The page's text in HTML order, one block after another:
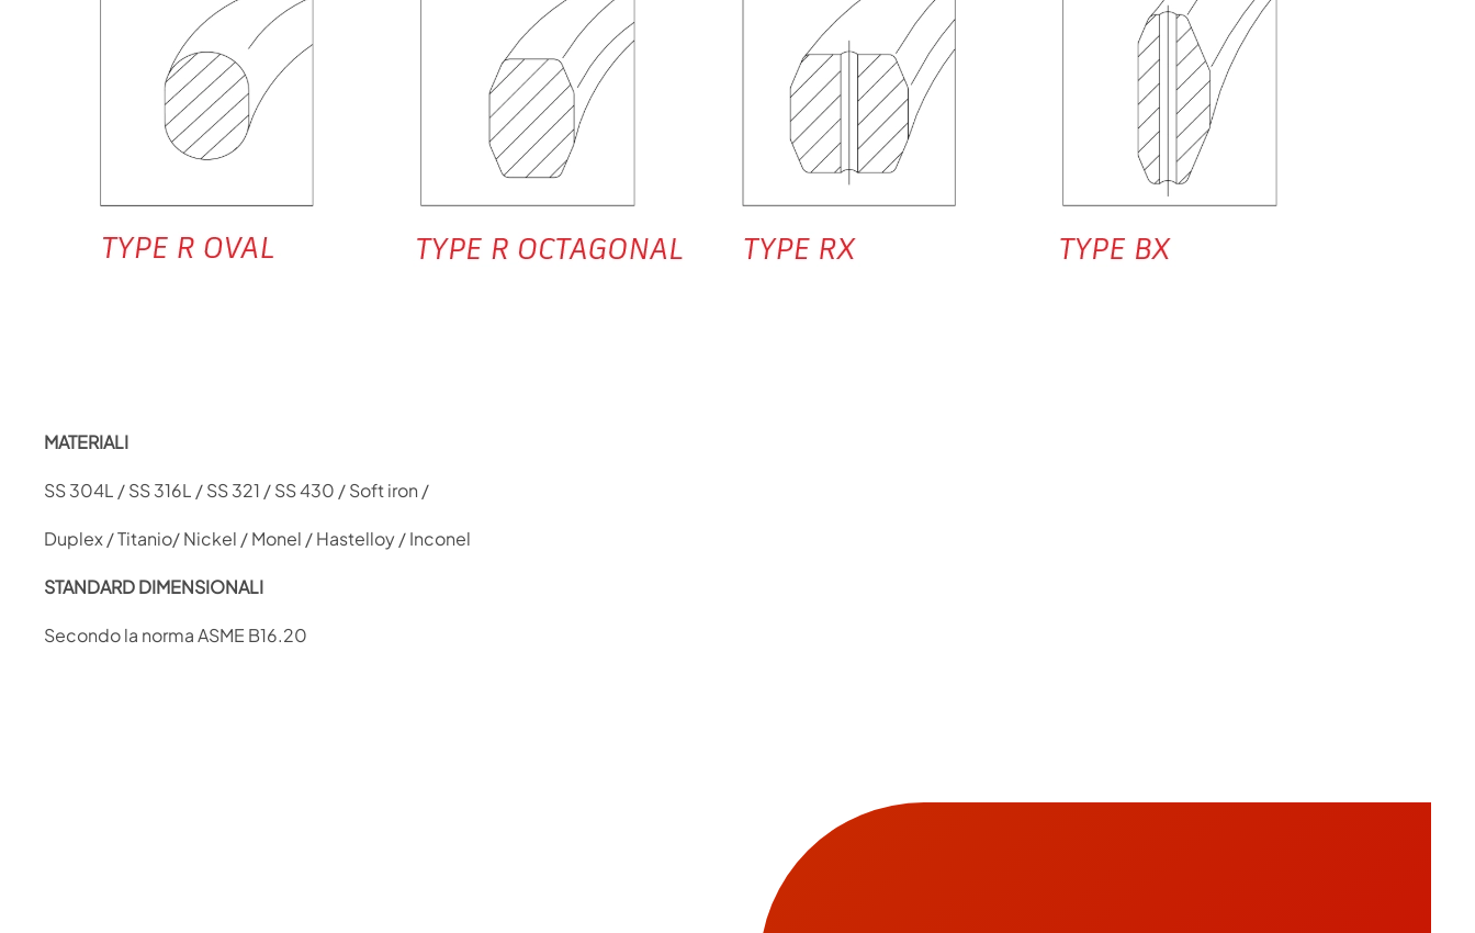
MATERIALI
SS 304L / SS 316L / SS 321 / SS 430 / Soft iron /
Duplex / Titanio/ Nickel / Monel / Hastelloy / Inconel
STANDARD DIMENSIONALI
Secondo la norma ASME B16.20